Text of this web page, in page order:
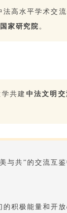
高水平学术交
家研究院 。
共建 中法文明
与共”的交流互
积极能量和开